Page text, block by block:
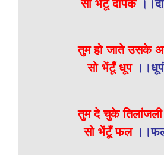
सो भेंटूँ दीपक
तुम हो जाते उसके
सो भेंटूँ धूप
तुम दे चुके
सो भेंटूँ फल